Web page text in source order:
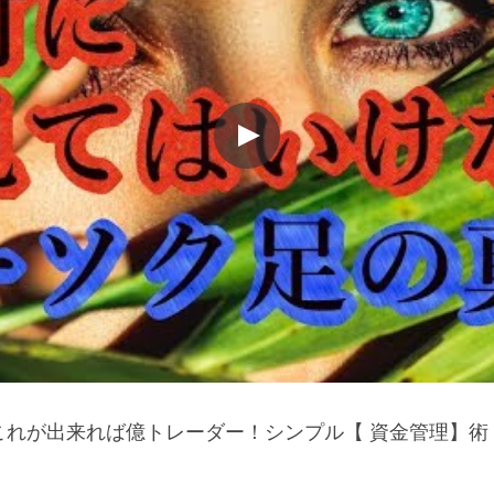
が出来れば億トレーダー！シンプル【 資金管理】